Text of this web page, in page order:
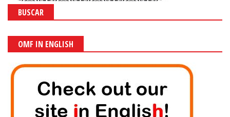
BUSCAR
OMF IN ENGLISH